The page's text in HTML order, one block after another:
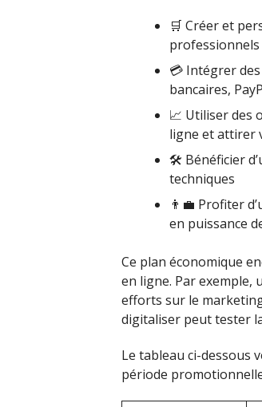
🛒 Créer et
💳 Intégrer des
bancaires,
📈 Utiliser des
ligne et attirer
🛠 Bénéficier
techniques
👨‍💼 Profiter
en puissance
Ce plan économique
en ligne. Par exemple,
efforts sur le
digitaliser peut tester
Le tableau ci-dessous
période